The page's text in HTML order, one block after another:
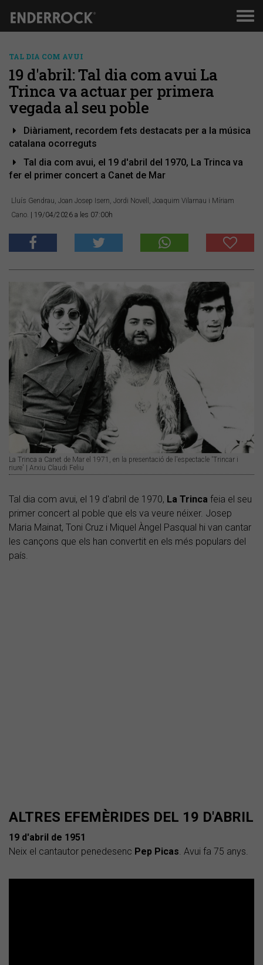
TAL DIA COM AVUI
19 d'abril: Tal dia com avui La
Trinca va actuar per primera
vegada al seu poble
Diàriament, recordem fets destacats per a la música
catalana ocorreguts
Tal dia com avui, el 19 d'abril del 1970, La Trinca va
fer el primer concert a Canet de Mar
Lluís Gendrau, Joan Josep Isern, Jordi Novell, Joaquim Vilarnau i Míriam
Cano.
| 19/04/2026 a les 07:00h
La Trinca a Canet de Mar el 1971, en la presentació de l'espectacle 'Trincar i
riure' | Arxiu Claudi Feliu
Tal dia com avui, el 19 d'abril de 1970, La Trinca feia el seu
primer concert al poble que els va veure néixer. Josep
Maria Mainat, Toni Cruz i Miquel Àngel Pasqual hi van cantar
les cançons que els han convertit en els més populars del
país.
ALTRES EFEMÈRIDES DEL 19 D'ABRIL
19 d'abril de 1951
Neix el cantautor penedesenc Pep Picas. Avui fa 75 anys.